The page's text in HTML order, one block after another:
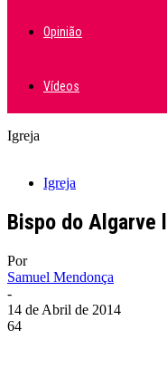
Opinião
Vídeos
Igreja
Igreja
Bispo do Algarve
Por
Samuel Mendonça
-
14 de Abril de 2014
64